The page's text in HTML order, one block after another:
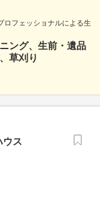
ロフェッショナルによる生
ング、生前・遺品
草刈り
ス